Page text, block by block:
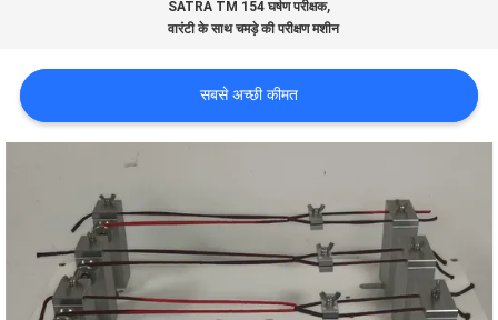
एक
उद्धरण
करे
SATRA TM 154 घर्षण परीक्षक,
वारंटी के साथ चमड़े की परीक्षण मशीन
सबसे अच्छी कीमत